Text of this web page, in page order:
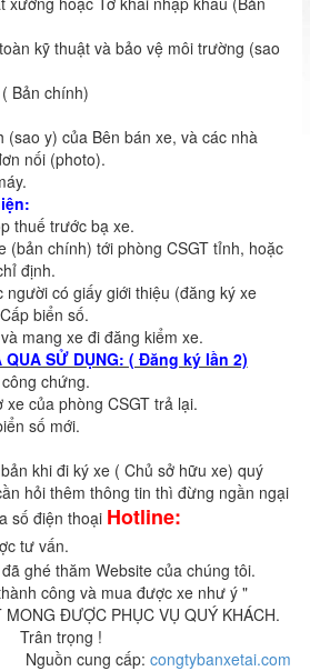
kỹ thuật và bảo vệ môi trường (sao
Bản chính)
(sao y) của Bên bán xe, và các nhà
nối (photo).
thuế trước bạ xe.
(bản chính) tới phòng CSGT tỉnh, hoặc
định.
người có giấy giới thiệu (đăng ký xe
biển số.
mang xe đi đăng kiểm xe.
QUA SỬ DỤNG: ( Đăng ký lần 2)
chứng.
của phòng CSGT trả lại.
số mới.
khi đi ký xe ( Chủ sở hữu xe) quý
hỏi thêm thông tin thì đừng ngần ngại
số điện thoại Hotline:
tư vấn.
ghé thăm Website của chúng tôi.
công và mua được xe như ý "
ĐƯỢC PHỤC VỤ QUÝ KHÁCH.
Trân trọng !
Nguồn cung cấp:congtybanxetai.com